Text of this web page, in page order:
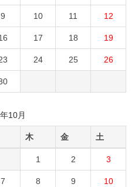
9 10 11 12
17 18 19
24 25 26
10月
木 金 土
1 2 3
7 8 9 10